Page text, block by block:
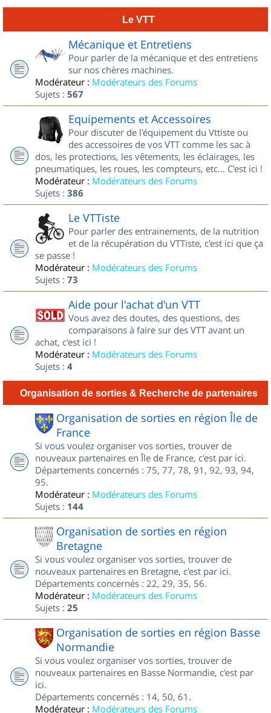
Le VTT
Mécanique et Entretiens
Pour parler de la mécanique et des entretiens
sur nos chères machines.
Modérateur : Modérateurs des Forums
Sujets : 567
Equipements et Accessoires
Pour discuter de l'équipement du Vttiste ou
des accessoires de vos VTT comme les sac à
dos, les protections, les vêtements, les éclairages, les
pneumatiques, les roues, les compteurs, etc... C'est ici !
Modérateur : Modérateurs des Forums
Sujets : 386
Le VTTiste
Pour parler des entrainements, de la nutrition
et de la récupération du VTTiste, c'est ici que ça
se passe !
Modérateur : Modérateurs des Forums
Sujets : 73
Aide pour l'achat d'un VTT
Vous avez des doutes, des questions, des
comparaisons à faire sur des VTT avant un
achat, c'est ici !
Modérateur : Modérateurs des Forums
Sujets : 4
Organisation de sorties & Recherche de partenaires
Organisation de sorties en région Île de
France
Si vous voulez organiser vos sorties, trouver de
nouveaux partenaires en Île de France, c'est par ici.
Départements concernés : 75, 77, 78, 91, 92, 93, 94,
95.
Modérateur : Modérateurs des Forums
Sujets : 144
Organisation de sorties en région
Bretagne
Si vous voulez organiser vos sorties, trouver de
nouveaux partenaires en Bretagne, c'est par ici.
Départements concernés : 22, 29, 35, 56.
Modérateur : Modérateurs des Forums
Sujets : 25
Organisation de sorties en région Basse
Normandie
Si vous voulez organiser vos sorties, trouver de
nouveaux partenaires en Basse Normandie, c'est par
ici.
Départements concernés : 14, 50, 61.
Modérateur : Modérateurs des Forums